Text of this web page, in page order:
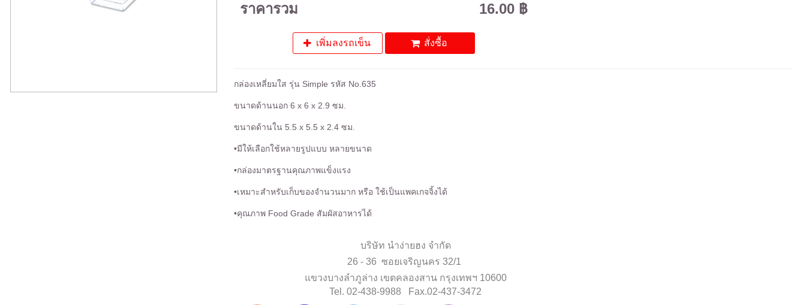
ราคารวม 16.00 ฿
เพิ่มลงรถเข็น สั่งซื้อ
กล่องเหลี่ยมใส รุ่น Simple รหัส No.635
ขนาดด้านนอก 6 x 6 x 2.9 ซม.
ขนาดด้านใน 5.5 x 5.5 x 2.4 ซม.
•มีให้เลือกใช้หลายรูปแบบ หลายขนาด
•กล่องมาตรฐานคุณภาพแข็งแรง
•เหมาะสำหรับเก็บของจำนวนมาก หรือ ใช้เป็นแพคเกจจิ้งได้
•คุณภาพ Food Grade สัมผัสอาหารได้
บริษัท นำง่ายฮง จำกัด
26 - 36 ซอยเจริญนคร 32/1
แขวงบางลำภูล่าง เขตคลองสาน กรุงเทพฯ 10600
Tel. 02-438-9988 Fax.02-437-3472